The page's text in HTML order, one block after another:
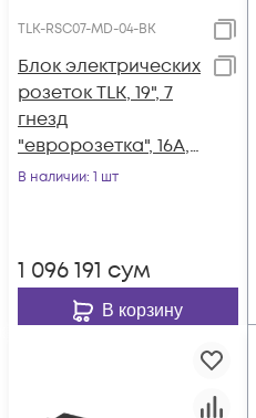
TLK-RSC07-MD-04-BK
Блок электрических
розеток TLK, 19", 7
гнезд
"евророзетка", 16A,
двухполюсный
сечение 3*1,5 мм2
В наличии: 1 шт
1 096 191 сум
В корзину